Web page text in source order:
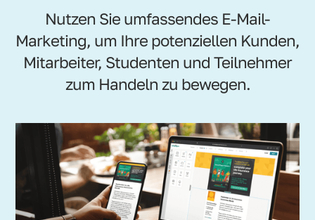
Nutzen Sie umfassendes E-Mail-
Marketing, um Ihre potenziellen Kunden,
Mitarbeiter, Studenten und Teilnehmer
zum Handeln zu bewegen.